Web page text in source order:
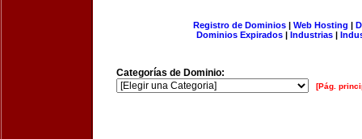
Registro de Dominios| Web Hosting |
Dominios Expirados | Industrias |
Categorías de Dominio:
[Pág.